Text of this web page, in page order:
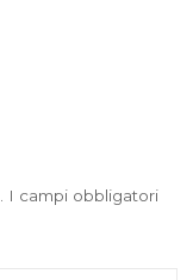
I campi obbligatori